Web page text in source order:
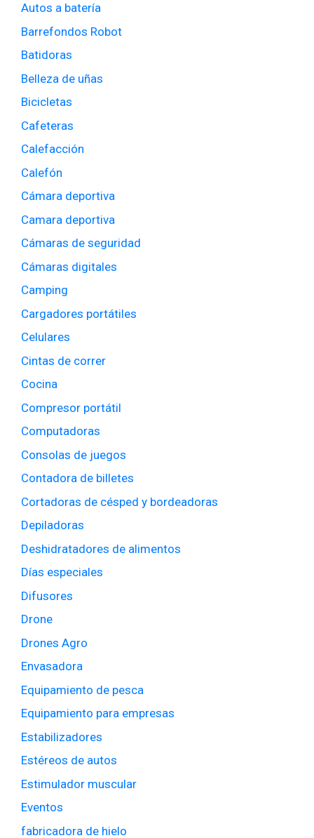
Autos a batería
Barrefondos Robot
Batidoras
Belleza de uñas
Bicicletas
Cafeteras
Calefacción
Calefón
Cámara deportiva
Camara deportiva
Cámaras de seguridad
Cámaras digitales
Camping
Cargadores portátiles
Celulares
Cintas de correr
Cocina
Compresor portátil
Computadoras
Consolas de juegos
Contadora de billetes
Cortadoras de césped y bordeadoras
Depiladoras
Deshidratadores de alimentos
Días especiales
Difusores
Drone
Drones Agro
Envasadora
Equipamiento de pesca
Equipamiento para empresas
Estabilizadores
Estéreos de autos
Estimulador muscular
Eventos
fabricadora de hielo